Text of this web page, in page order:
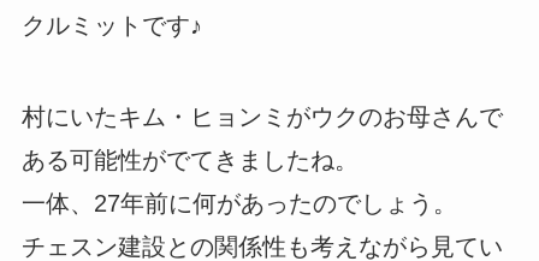
クルミットです♪
村にいたキム・ヒョンミがウクのお母さんで
ある可能性がでてきましたね。
一体、27年前に何があったのでしょう。
チェスン建設との関係性も考えながら見てい